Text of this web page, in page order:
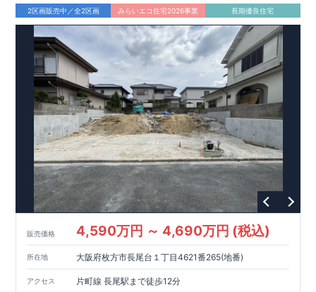
策等級3) □ 維持管理への配慮 (維持管理対策等級3) □ 空気環
境 (ホルムアルデヒド発散等級3)
快適に長く住める住宅
【長期優良住宅】
■国の定める7つの技術基準をクリア ■税制
優遇あり(最大13年間)
【東栄セーフティーダンパー標準装備】
■制震ダンパーで振れ幅を大幅に低減、繰り返す地震に強い
『耐震+制震』 ■メンテナンスフリー
現地案内予約受付中詳細やご見学など、お気軽にお問合せ下さ
い♪ 東栄住宅 松戸営業所 TEL:047-394-1321
2区画販売中／全2区画 みらいエコ住宅2026事業 長期優良住宅
販売価格 4,590万円 ～ 4,690万円 (税込)
所在地 大阪府枚方市長尾台１丁目4621番265(地番)
アクセス 片町線 長尾駅まで徒歩12分